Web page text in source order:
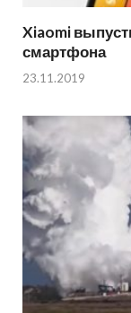
Xiaomi
смартфона
23.11.2019